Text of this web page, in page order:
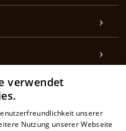
verwendet
unserer
Nutzung unserer Webseite